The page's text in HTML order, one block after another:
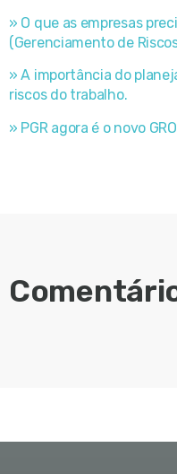
» O que as empresas
(Gerenciamento de
» A importância do
riscos do trabalho.
» PGR agora é o novo